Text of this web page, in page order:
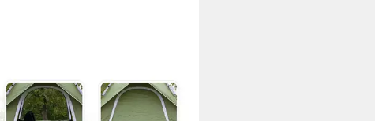
YORBAY
Kuppelzelt 2 in 1 Pop Up Campingzelt